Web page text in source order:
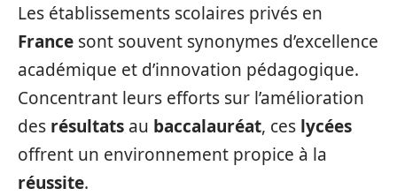
Les établissements scolaires privés en
France sont souvent synonymes d’excellence
académique et d’innovation pédagogique.
Concentrant leurs efforts sur l’amélioration
des résultats au baccalauréat, ces lycées
offrent un environnement propice à la
réussite.